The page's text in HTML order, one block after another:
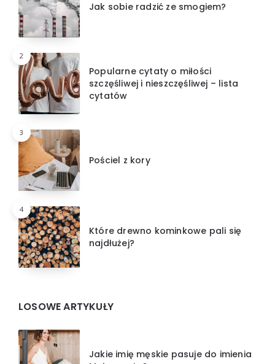
Jak sobie radzić ze smogiem?
2
Popularne cytaty o miłości
szczęśliwej i nieszczęśliwej – lista
cytatów
3
Pościel z kory
4
Które drewno kominkowe pali się
najdłużej?
LOSOWE ARTYKUŁY
Jakie imię męskie pasuje do imienia